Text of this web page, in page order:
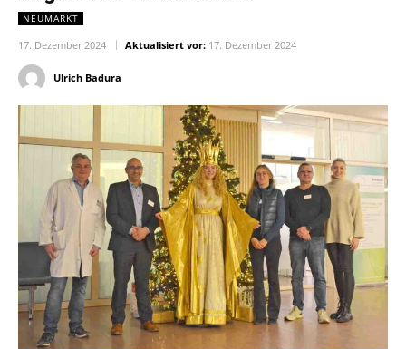
NEUMARKT
17. Dezember 2024 Aktualisiert vor: 17. Dezember 2024
Ulrich Badura